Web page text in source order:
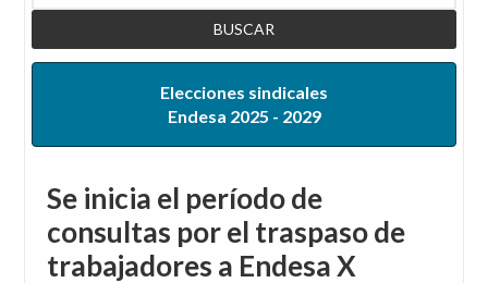
Elecciones sindicales
Endesa 2025 - 2029
Se inicia el período de
consultas por el traspaso de
trabajadores a Endesa X